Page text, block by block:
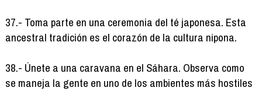
37.- Toma parte en una ceremonia del té japonesa. Esta
ancestral tradición es el corazón de la cultura nipona.
38.- Únete a una caravana en el Sáhara. Observa como
se maneja la gente en uno de los ambientes más hostiles